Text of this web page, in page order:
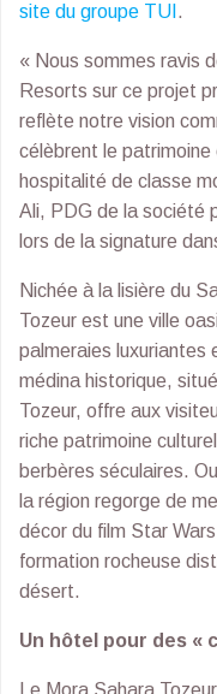
site du groupe TUI .
« Nous sommes ravis
Resorts sur ce projet
reflète notre vision
célèbrent le
hospitalité de classe
Ali, PDG de la société
lors de la signature
Nichée à la lisière du
Tozeur est une ville
palmeraies luxuriantes
médina historique,
Tozeur, offre aux
riche patrimoine
berbères séculaires.
la région regorge de
décor du film Star
formation rocheuse
désert.
Un hôtel pour des «